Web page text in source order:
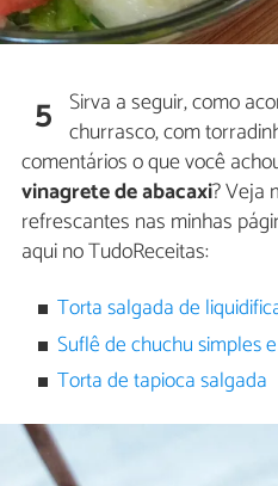
5 Sirva a seguir, como
churrasco, com
comentários o que você
vinagrete de abacaxi? Veja
refrescantes nas minhas
aqui no TudoReceitas:
Torta salgada de
Suflê de chuchu simples
Torta de tapioca salgada